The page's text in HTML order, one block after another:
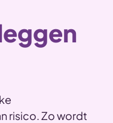
risico. Zo wordt